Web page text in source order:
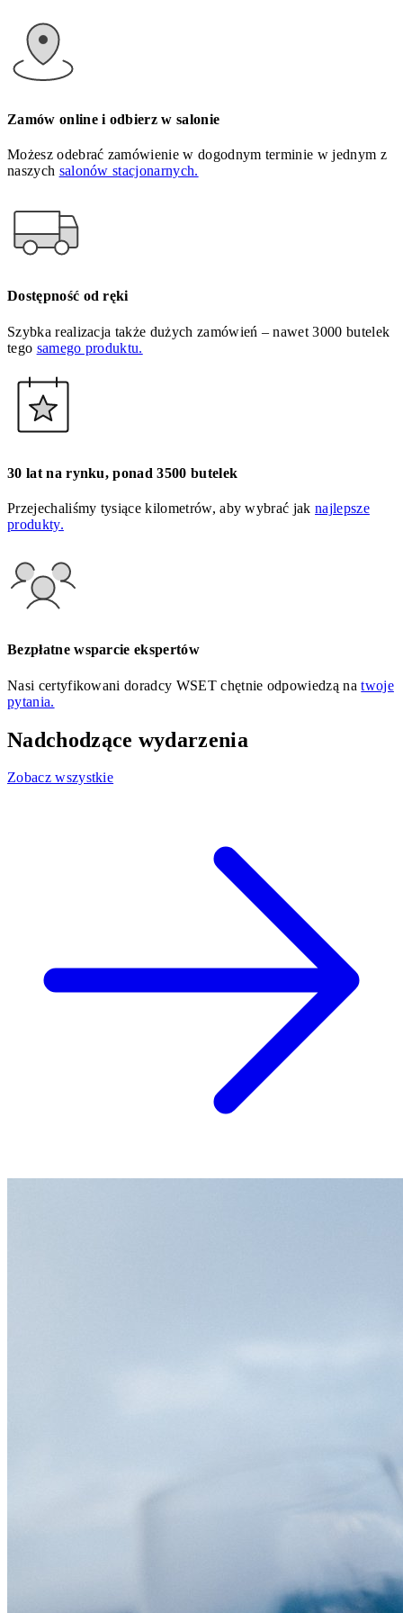
Zamów online i odbierz w salonie
Możesz odebrać zamówienie w dogodnym terminie w jednym z
naszych salonów stacjonarnych.
Dostępność od ręki
Szybka realizacja także dużych zamówień – nawet 3000 butelek
tego samego produktu.
30 lat na rynku, ponad 3500 butelek
Przejechaliśmy tysiące kilometrów, aby wybrać jaknajlepsze
produkty.
Bezpłatne wsparcie ekspertów
Nasi certyfikowani doradcy WSET chętnie odpowiedzą natwoje
pytania.
Nadchodzące wydarzenia
Zobacz wszystkie